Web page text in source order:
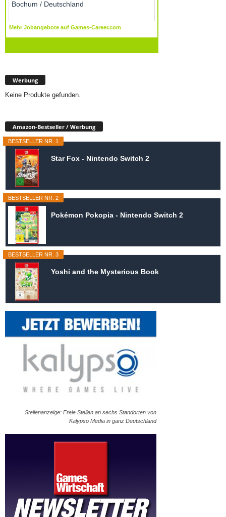
Werbung
Keine Produkte gefunden.
Amazon-Bestseller / Werbung
BESTSELLER NR. 1
Star Fox - Nintendo Switch 2
BESTSELLER NR. 2
Pokémon Pokopia - Nintendo Switch 2
BESTSELLER NR. 3
Yoshi and the Mysterious Book
Stellenanzeige: Freie Stellen an sechs Standorten von
Kalypso Media in ganz Deutschland